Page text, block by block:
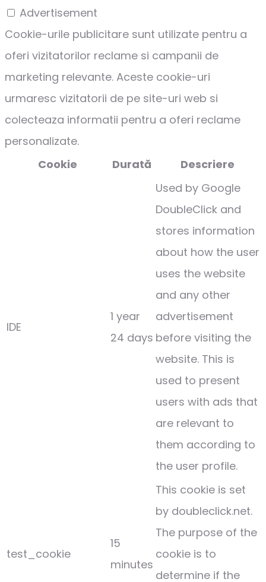
Advertisement
Cookie-urile publicitare sunt utilizate pentru a
oferi vizitatorilor reclame si campanii de
marketing relevante. Aceste cookie-uri
urmaresc vizitatorii de pe site-uri web si
colecteaza informatii pentru a oferi reclame
personalizate.
Cookie
Durată Descriere
IDE
1 year
24 days
Used by Google
DoubleClick and
stores information
about how the user
uses the website
and any other
advertisement
before visiting the
website. This is
used to present
users with ads that
are relevant to
them according to
the user profile.
test_cookie
15
minutes
This cookie is set
by doubleclick.net.
The purpose of the
cookie is to
determine if the